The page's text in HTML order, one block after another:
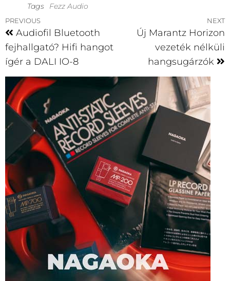
Tags
Fezz Audio
PREVIOUS
Audiofil Bluetooth
fejhallgató? Hifi hangot
ígér a DALI IO-8
NEXT
Új Marantz Horizon
vezeték nélküli
hangsugárzók